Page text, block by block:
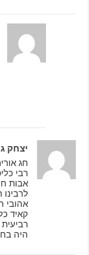
יצחק
חג
רבי
אהובי
קאיד
היה